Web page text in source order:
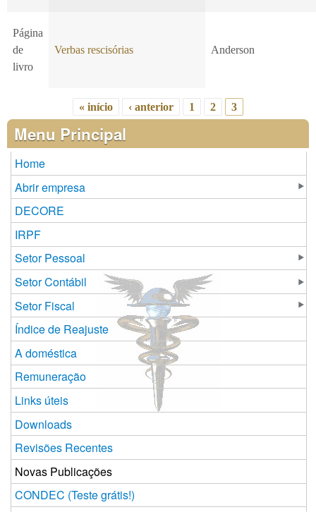
Página
de
livro
Verbas rescisórias Anderson
Páginas
« início ‹ anterior 1 2 3
Menu Principal
Home
Abrir empresa
DECORE
IRPF
Setor Pessoal
Setor Contábil
Setor Fiscal
Índice de Reajuste
A doméstica
Remuneração
Links úteis
Downloads
Revisões Recentes
Novas Publicações
CONDEC (Teste grátis!)